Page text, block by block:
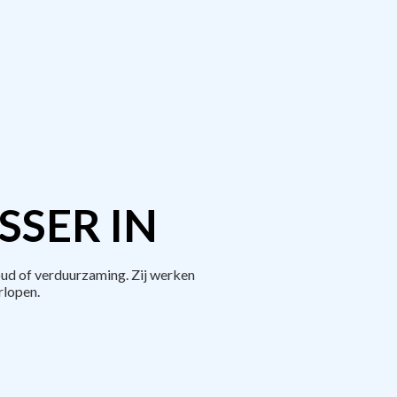
IN
of verduurzaming. Zij werken